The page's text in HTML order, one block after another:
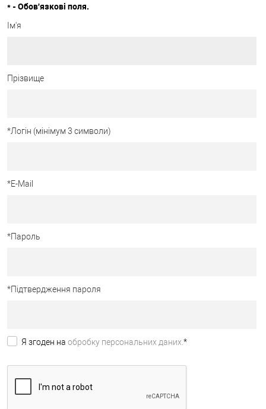
* - Обов'язкові поля.
Ім'я
Прізвище
*Логін (мінімум 3 символи)
*E-Mail
*Пароль
*Підтвердження пароля
Я згоден на обробку персональних даних. *